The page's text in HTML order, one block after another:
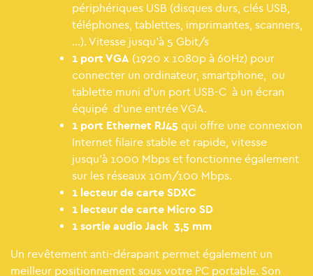
périphériques USB (disques durs, clés USB,
téléphones, tablettes, imprimantes, scanners,
...). Vitesse jusqu'à 5 Gbit/s
1 port VGA (1920 x 1080p à 60Hz) pour
connecter un ordinateur, smartphone, ou
tablette muni d'un port USB-C à un écran
équipé d'une entrée VGA.
1 port Ethernet RJ45 qui offre une connexion
Internet filaire stable et rapide, vitesse
jusqu'à 1000 Mbps et fonctionne également
sur les réseaux 10m/100 Mbps.
1 lecteur de carte SDXC
1 lecteur de carte Micro SD
1 sortie audio Jack 3,5 mm
Un revêtement anti-dérapant permet également un
meilleur positionnement sous votre PC portable. Son